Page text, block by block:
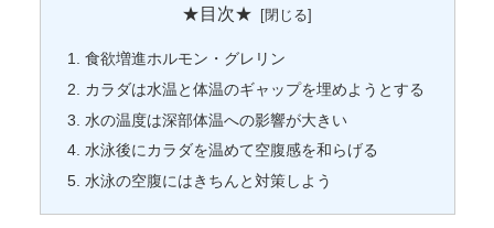
★目次★
食欲増進ホルモン・グレリン
カラダは水温と体温のギャップを埋めようとする
水の温度は深部体温への影響が大きい
水泳後にカラダを温めて空腹感を和らげる
水泳の空腹にはきちんと対策しよう